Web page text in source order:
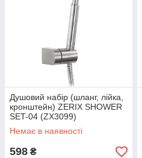
Душовий набір (шланг, лійка,
кронштейн) ZERIX SHOWER
SET-04 (ZX3099)
Немає в наявності
598 ₴